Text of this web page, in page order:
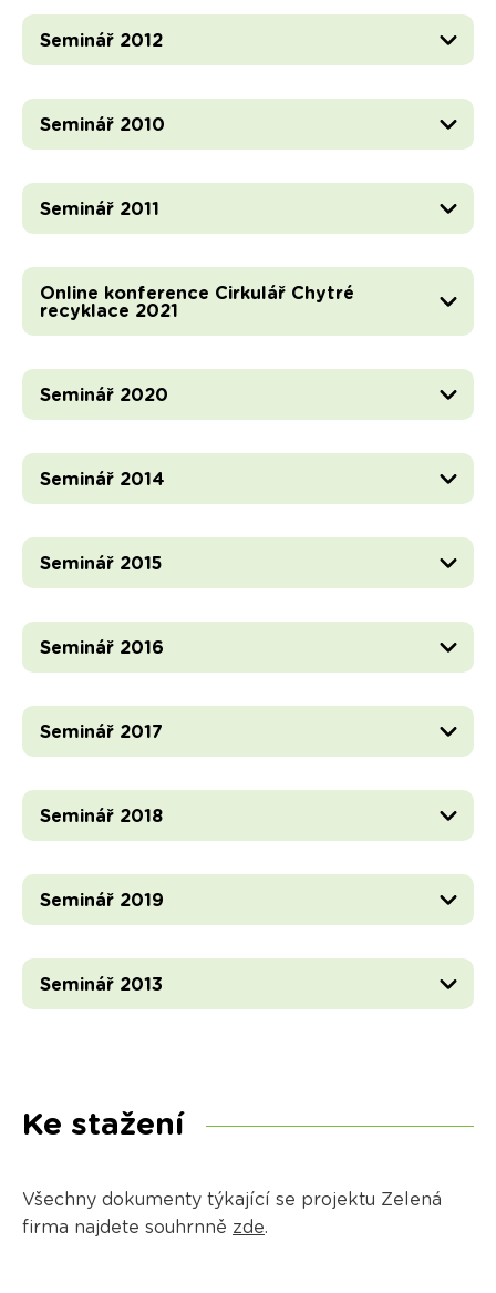
Seminář 2012
Seminář 2010
Seminář 2011
Online konference Cirkulář Chytré
recyklace 2021
Seminář 2020
Seminář 2014
Seminář 2015
Seminář 2016
Seminář 2017
Seminář 2018
Seminář 2019
Seminář 2013
Ke stažení
Všechny dokumenty týkající se projektu Zelená
firma najdete souhrnně zde.